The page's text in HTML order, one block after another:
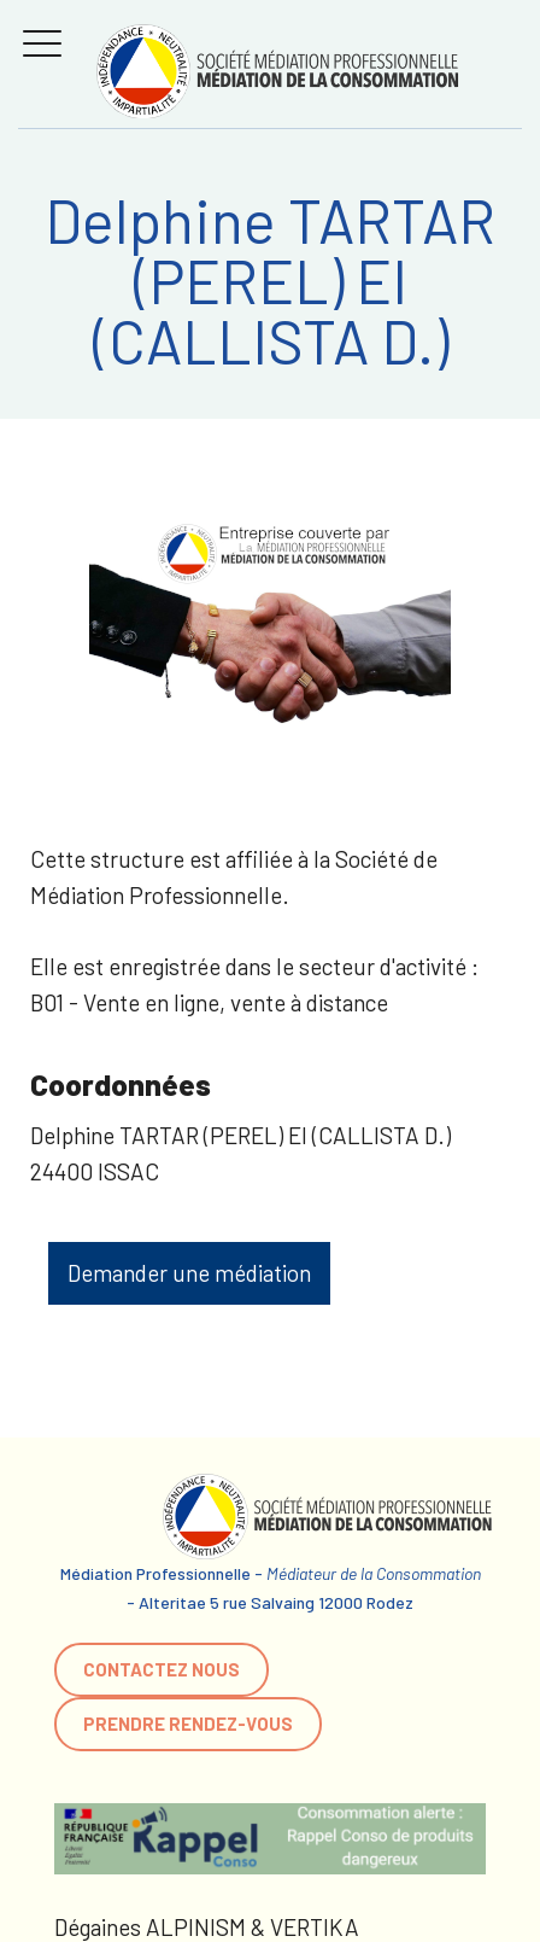
Régler les litiges
entre
consommateurs et
professionnels avec
la médiation de la
consommation
MENU
Recherche
Delphine TARTAR
(PEREL) EI
(CALLISTA D.)
Cette structure est affiliée à la Société de
Médiation Professionnelle.
Elle est enregistrée dans le secteur d'activité :
B01 - Vente en ligne, vente à distance
Coordonnées
Delphine TARTAR (PEREL) EI (CALLISTA D.)
24400 ISSAC
Demander une médiation
Médiation Professionnelle - Médiateur de la Consommation
- Alteritae 5 rue Salvaing 12000 Rodez
CONTACTEZ NOUS
PRENDRE RENDEZ-VOUS
Dégaines ALPINISM & VERTIKA